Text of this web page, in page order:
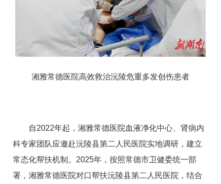
湘雅常德医院高效救治沅陵危重多发创伤患者
自2022年起，湘雅常德医院血液净化中心、肾病内
科专家团队应邀赴沅陵县第二人民医院实地调研，建立
常态化帮扶机制。2025年，按照常德市卫健委统一部
署，湘雅常德医院对口帮扶沅陵县第二人民医院，结合